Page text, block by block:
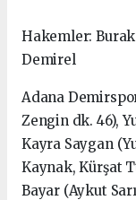
Hakemler:
Demirel
Adana
Zengin dk. 46),
Kayra Saygan
Kaynak, Kürşat
Bayar (Aykut